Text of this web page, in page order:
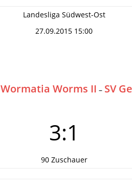
Landesliga Südwest-Ost
27.09.2015 15:00
Wormatia Worms II – SV
3:1
90 Zuschauer